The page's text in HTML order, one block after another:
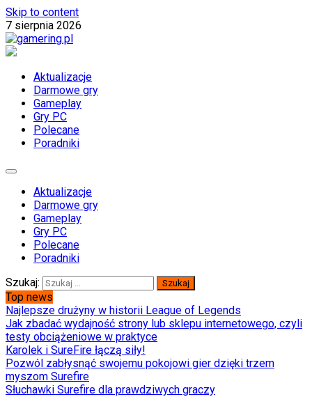
Skip to content
7 sierpnia 2026
Aktualizacje
Darmowe gry
Gameplay
Gry PC
Polecane
Poradniki
Aktualizacje
Darmowe gry
Gameplay
Gry PC
Polecane
Poradniki
Szukaj:
Top news
Najlepsze drużyny w historii League of Legends
Jak zbadać wydajność strony lub sklepu internetowego, czyli
testy obciążeniowe w praktyce
Karolek i SureFire łączą siły!
Pozwól zabłysnąć swojemu pokojowi gier dzięki trzem
myszom Surefire
Słuchawki Surefire dla prawdziwych graczy